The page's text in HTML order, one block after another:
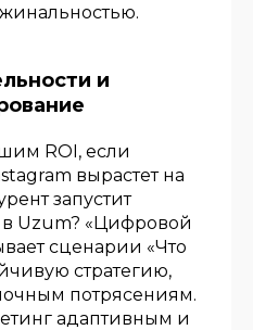
и
ROI, если
вырастет на
запустит
Uzum? «Цифровой
сценарии «Что
стратегию,
потрясениям.
адаптивным и